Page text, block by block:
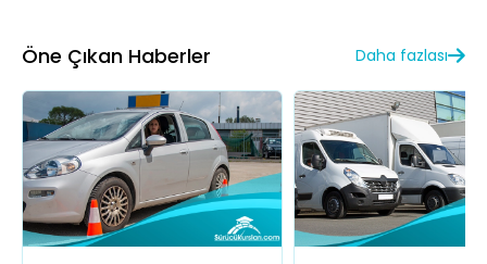
Öne Çıkan Haberler Daha fazlası